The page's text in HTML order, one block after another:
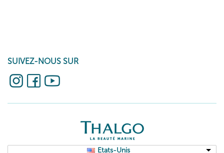
SUIVEZ-NOUS SUR
Etats-Unis